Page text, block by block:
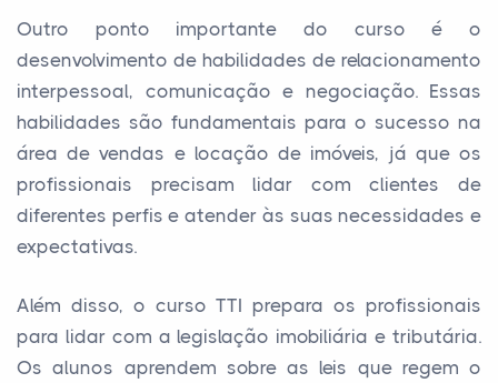
Outro ponto importante do curso é o
desenvolvimento de habilidades de relacionamento
interpessoal, comunicação e negociação. Essas
habilidades são fundamentais para o sucesso na
área de vendas e locação de imóveis, já que os
profissionais precisam lidar com clientes de
diferentes perfis e atender às suas necessidades e
expectativas.
Além disso, o curso TTI prepara os profissionais
para lidar com a legislação imobiliária e tributária.
Os alunos aprendem sobre as leis que regem o